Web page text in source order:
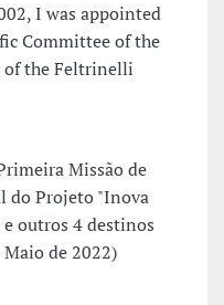
I was appointed
Committee of the
of the Feltrinelli
Missão de
do Projeto "Inova
outros 4 destinos
de 2022)